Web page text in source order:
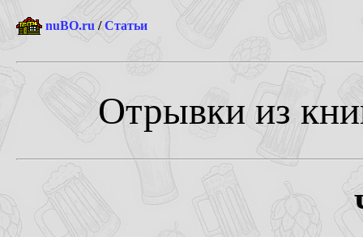
nuBO.ru /Статьи
Отрывки из